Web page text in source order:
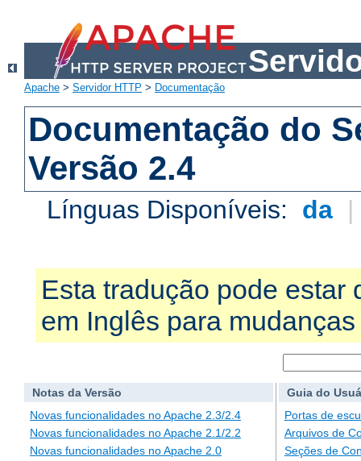
Apache > Servidor HTTP > Documentação
Documentação do
Versão 2.4
Línguas Disponíveis: da |
Esta tradução pode estar
em Inglês para
Notas da Versão
Novas funcionalidades no Apache 2.3/2.4
Novas funcionalidades no Apache 2.1/2.2
Novas funcionalidades no Apache 2.0
Guia do
Portas de
Arquivos de
Seções de